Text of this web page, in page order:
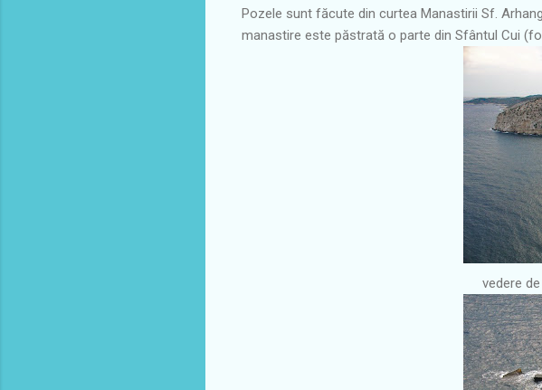
Pozele sunt făcute din curtea Manastirii Sf.
manastire este păstrată o parte din Sfântul Cui
vedere